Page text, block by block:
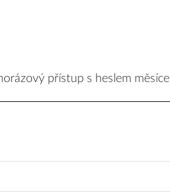
přístup s heslem měsíce